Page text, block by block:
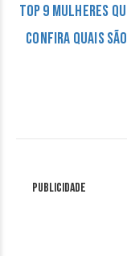
TOP 9 mulheres
Confira quais
Publicidade